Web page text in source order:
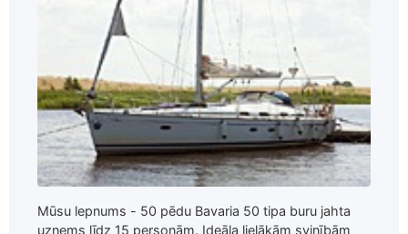
Mūsu lepnums - 50 pēdu Bavaria 50 tipa buru jahta
uzņems līdz 15 personām. Ideāla lielākām svinībām